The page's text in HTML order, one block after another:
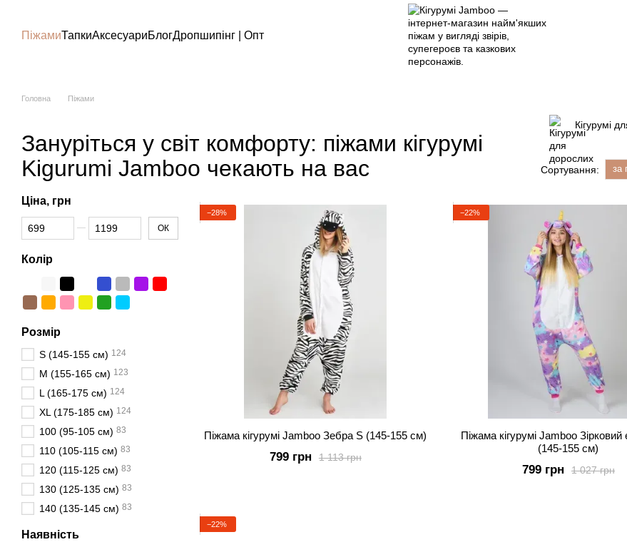
ПіжамиТапкиАксесуариБлогДропшипінг | Опт
Головна Піжами
Зануріться у світ комфорту: піжами кігурумі
Kigurumi Jamboo чекають на вас
Кігурумі
Сортування: за
−28%
Піжама кігурумі Jamboo Зебра S (145-155 см)
1 113 грн
799 грн
−22%
Піжама кігурумі Jamboo Зірковий
(145-155 см)
1 027 грн
799 грн
−22%
Ціна, грн
Від Ціна, грн
До Ціна, грн ОК
Колір
Розмір
S (145-155 см) 124
M (155-165 см) 123
L (165-175 см) 124
XL (175-185 см) 124
100 (95-105 см) 83
110 (105-115 см) 83
120 (115-125 см) 83
130 (125-135 см) 83
140 (135-145 см) 83
Наявність